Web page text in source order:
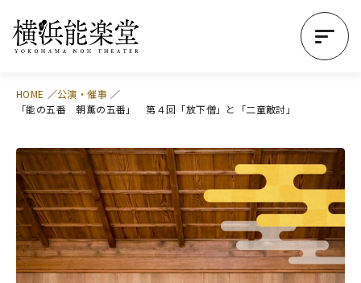
HOME
公演・催事
「能の五番 朝薫の五番」 第４回「放下僧」と「二童敵討」